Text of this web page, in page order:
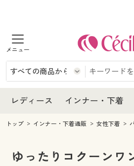
商品を探す
レディース
レディースファッション
女性下着
インナー・下着
インナー・下着通販すべて
女性下着
メンズ
メンズ通販すべて
家電・雑貨
レディース インナー・下着
レディース
レディース通販すべて
レディースファッション
インナー・下着
インナー・下着通販すべて
メンズ
トップ インナー・下着通販 女性下着
ゆったりコクーンワ